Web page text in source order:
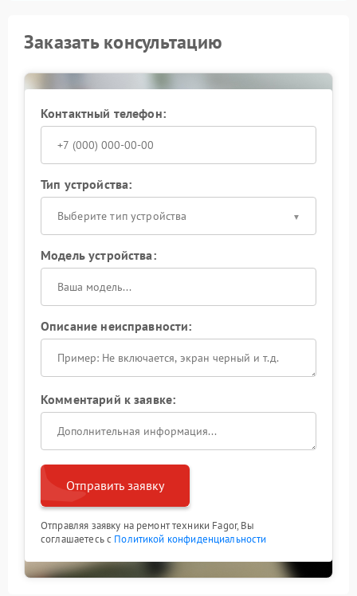
Заказать консультацию
Контактный телефон:
Тип устройства:
Выберите тип устройства
Модель устройства:
Описание неисправности:
Комментарий к заявке:
Отправить заявку
Отправляя заявку на ремонт техники Fagor, Вы
соглашаетесь с Политикой конфиденциальности